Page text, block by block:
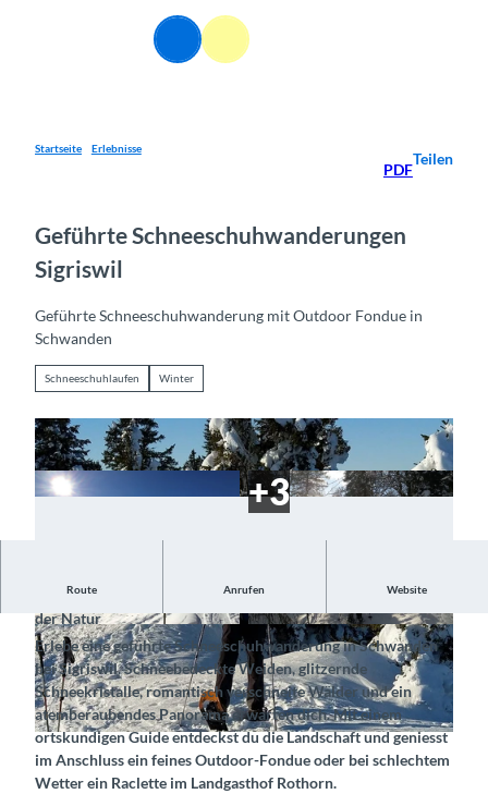
Suche Menü
Startseite Erlebnisse
PDF
Teilen
Geführte Schneeschuhwanderungen
Sigriswil
Geführte Schneeschuhwanderung mit Outdoor Fondue in
Schwanden
Schneeschuhlaufen Winter
© Sigriswil Tourismus, Interlaken Tourismus |CC-BY-SA
© Sigriswil Tourismus, Interlaken Tourismus |
CC-BY-SA
© Sigriswil Tourismus, Interlaken Tourismus |
CC-BY-SA
Route Anrufen Website
Stapfe durch das Winterwunderland und geniesse die Ruhe
der Natur
Erlebe eine geführte Schneeschuhwanderung in Schwanden
bei Sigriswil. Schneebedeckte Weiden, glitzernde
Schneekristalle, romantisch verschneite Wälder und ein
atemberaubendes Panorama erwarten dich. Mit einem
ortskundigen Guide entdeckst du die Landschaft und geniesst
im Anschluss ein feines Outdoor-Fondue oder bei schlechtem
Wetter ein Raclette im Landgasthof Rothorn.